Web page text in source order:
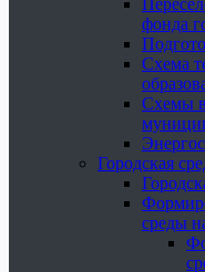
фонда
Схема
Схемы
Городская
среды